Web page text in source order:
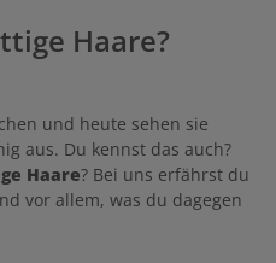
Haare?
und heute sehen sie
aus. Du kennst das auch?
Haare? Bei uns erfährst du
vor allem, was du dagegen